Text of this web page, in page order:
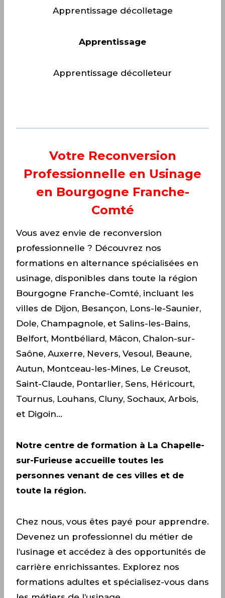
Apprentissage décolletage
Apprentissage
Apprentissage décolleteur
Votre Reconversion
Professionnelle en Usinage
en Bourgogne Franche-
Comté
Vous avez envie de reconversion
professionnelle ? Découvrez nos
formations en alternance spécialisées en
usinage, disponibles dans toute la région
Bourgogne Franche-Comté, incluant les
villes de Dijon, Besançon, Lons-le-Saunier,
Dole, Champagnole, et Salins-les-Bains,
Belfort, Montbéliard, Mâcon, Chalon-sur-
Saône, Auxerre, Nevers, Vesoul, Beaune,
Autun, Montceau-les-Mines, Le Creusot,
Saint-Claude, Pontarlier, Sens, Héricourt,
Tournus, Louhans, Cluny, Sochaux, Arbois,
et Digoin…
Notre centre de formation à La Chapelle-
sur-Furieuse accueille toutes les
personnes venant de ces villes et de
toute la région.
Chez nous, vous êtes payé pour apprendre.
Devenez un professionnel du métier de
l’usinage et accédez à des opportunités de
carrière enrichissantes. Explorez nos
formations adultes et spécialisez-vous dans